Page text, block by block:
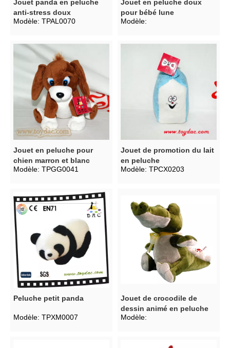
Jouet panda en peluche
anti-stress doux
Modèle: TPAL0070
Jouet en peluche doux
pour bébé lune
Modèle:
Jouet en peluche pour
chien marron et blanc
Modèle: TPGG0041
Jouet de promotion du lait
en peluche
Modèle: TPCX0203
Peluche petit panda
Modèle: TPXM0007
Jouet de crocodile de
dessin animé en peluche
Modèle: